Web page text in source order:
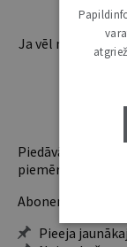
Ja vēl neesi
Iegūsi
Piedāvājam trīs
piemērotākais ir
Abonentu
Pieeja